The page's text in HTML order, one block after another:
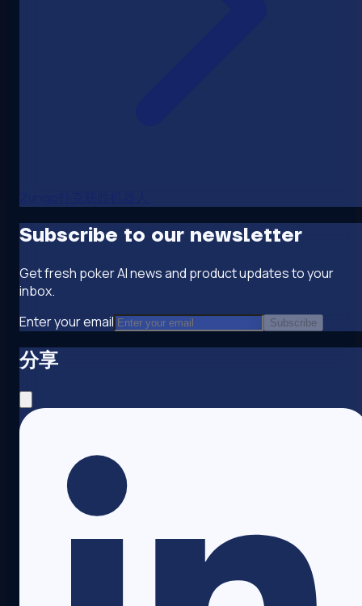
Subscribe to our newsletter
Get fresh poker AI news and product updates to your
inbox.
Enter your email
Subscribe
分享